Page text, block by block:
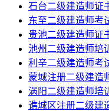
石台二级建造师证
东至二级建造师考
贵池二级建造师证
池州二级建造师培
利辛二级建造师考
蒙城注册二级建造
涡阳二级建造师培
谯城区注册二级建